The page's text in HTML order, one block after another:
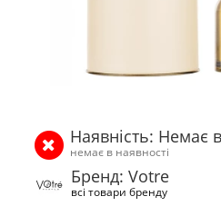
Наявність: Немає
немає в наявності
Бренд: Votre
всі товари бренду